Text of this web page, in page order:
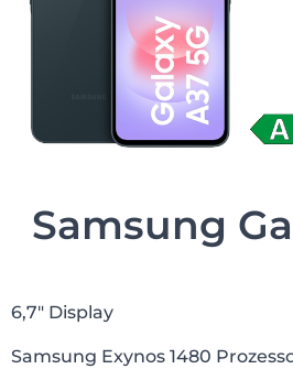
Samsung
6,7″ Display
Samsung Exynos 1480